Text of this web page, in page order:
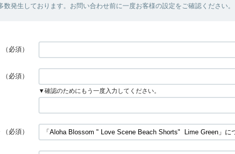
数発生しております。お問い合わせ前に一度お客様の設定をご確認ください。
（必須）
（必須）
▼確認のためにもう一度入力してください。
（必須）